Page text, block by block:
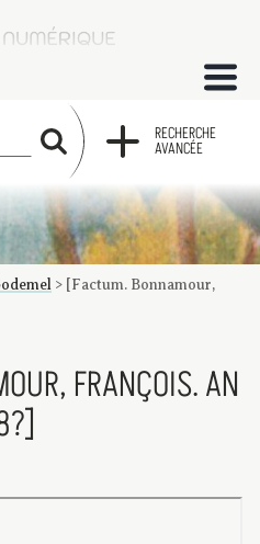
de la collection Marie
RECHERCHE
RECHERCHE
AVANCÉE
> [Factum. Bonnamour,
FRANÇOIS. AN